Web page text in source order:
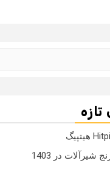
در 1403